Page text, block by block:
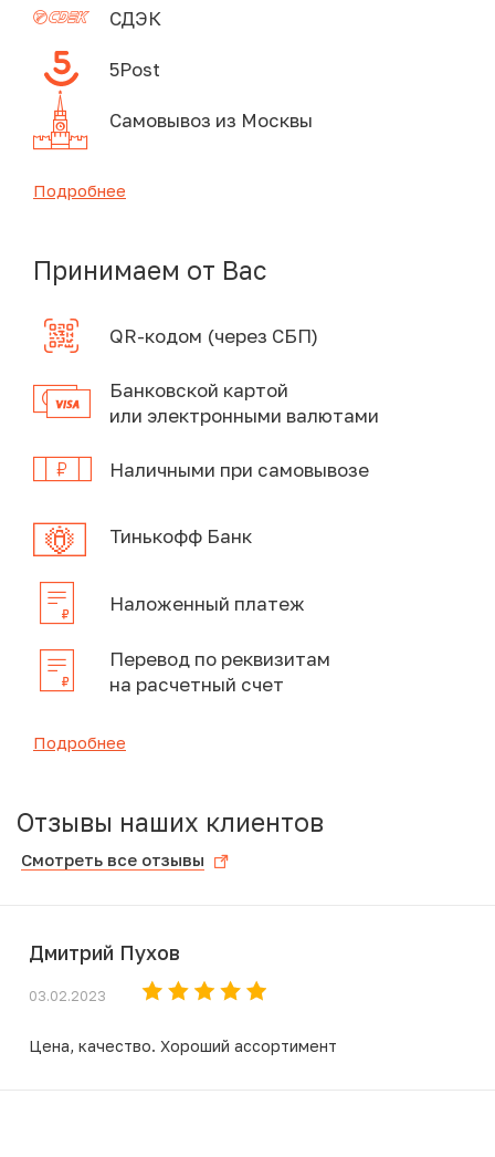
СДЭК
5Post
Самовывоз из Москвы
Подробнее
Принимаем от Вас
QR-кодом (через СБП)
Банковской картой
или электронными валютами
Наличными при самовывозе
Тинькофф Банк
Наложенный платеж
Перевод по реквизитам
на расчетный счет
Подробнее
Отзывы наших клиентов
Смотреть все отзывы
Дмитрий Пухов
03.02.2023
Цена, качество. Хороший ассортимент